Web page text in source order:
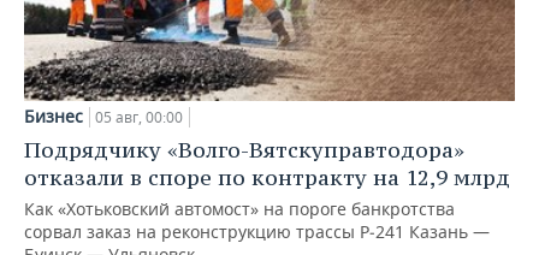
Бизнес 05 авг, 00:00
Подрядчику «Волго-Вятскуправтодора»
отказали в споре по контракту на 12,9 млрд
Как «Хотьковский автомост» на пороге банкротства
сорвал заказ на реконструкцию трассы Р‑241 Казань —